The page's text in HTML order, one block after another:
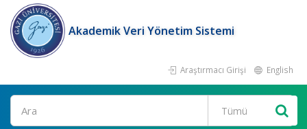
Akademik Veri Yönetim Sistemi
Araştırmacı Girişi English
Ara